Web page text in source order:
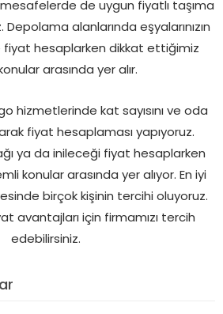
de uygun fiyatlı taşıma
alanlarında eşyalarınızın
fiyat hesaplarken dikkat ettiğimiz
arasında yer alır.
hizmetlerinde kat sayısını ve oda
fiyat hesaplaması yapıyoruz.
ya da inileceği fiyat hesaplarken
konular arasında yer alıyor. En iyi
birçok kişinin tercihi oluyoruz.
avantajları için firmamızı tercih
edebilirsiniz.